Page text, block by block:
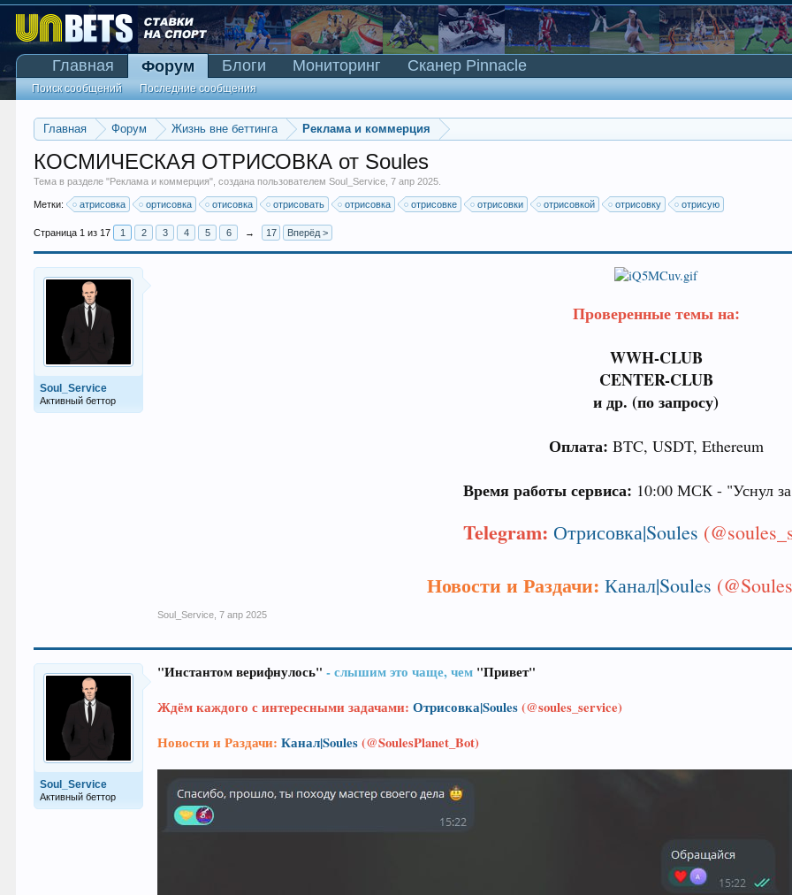
Главная Форум Жизнь вне беттинга Реклама и коммерция
КОСМИЧЕСКАЯ ОТРИСОВКА от Soules
Тема в разделе "Реклама и коммерция", создана пользователемSoul_Service ,7 апр 2025
Метки: атрисовка ортисовка отисовка отрисовать отрисовка отрисовке отрисовки отрисовкой отрисовку отрисую
Страница 1 из 17 1 2 3 4 5 6 → 17 Вперёд >
Soul_Service
Активный беттор
Проверенные темы на:
WWH-CLUB
CENTER-CLUB
и др. (по запросу)
Оплата: BTC, USDT, Ethereum
Время работы сервиса: 10:00 МСК - "Уснул
Telegram: Отрисовка|Soules
Новости и Раздачи: Канал|Soules
Soul_Service 7 апр 2025
Soul_Service
Активный беттор
"Инстантом верифнулось"- слышим это чаще, чем "Привет"
Ждём каждого с интересными задачами:Отрисовка|Soules(@soules_service)
Новости и Раздачи: Канал|Soules(@SoulesPlanet_Bot)
Главная Форум
Поиск сообщений Последние сообщения
Блоги Мониторинг Сканер Pinnacle